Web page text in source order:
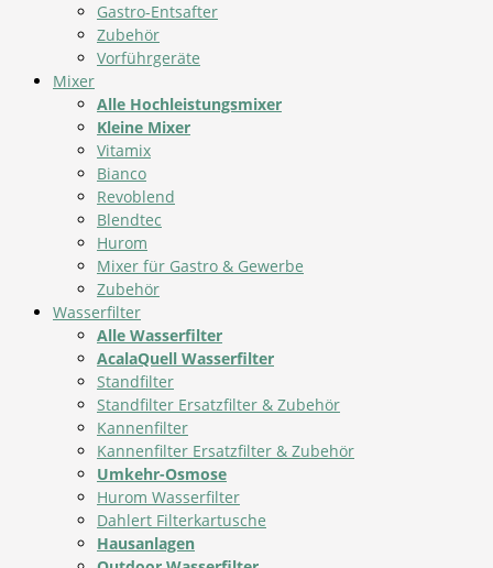
Gastro-Entsafter
Zubehör
Vorführgeräte
Mixer
Alle Hochleistungsmixer
Kleine Mixer
Vitamix
Bianco
Revoblend
Blendtec
Hurom
Mixer für Gastro & Gewerbe
Zubehör
Wasserfilter
Alle Wasserfilter
AcalaQuell Wasserfilter
Standfilter
Standfilter Ersatzfilter & Zubehör
Kannenfilter
Kannenfilter Ersatzfilter & Zubehör
Umkehr-Osmose
Hurom Wasserfilter
Dahlert Filterkartusche
Hausanlagen